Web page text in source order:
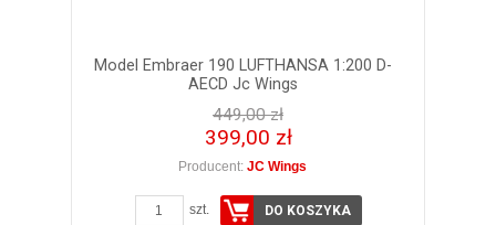
Model Embraer 190 LUFTHANSA 1:200 D-
AECD Jc Wings
449,00 zł
399,00 zł
Producent: JC Wings
szt. DO KOSZYKA